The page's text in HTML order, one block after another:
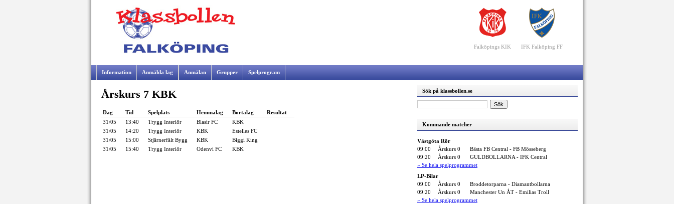
Falköpings KIK IFK Falköping FF
Information Anmälda lag Anmälan Grupper Spelprogram
Samarbetspartners
Årskurs 7 KBK
Dag Tid Spelplats Hemmalag Bortalag
Resultat
31/05
13:40 Trygg Interiör Blasir FC
KBK
31/05
14:20 Trygg Interiör KBK
Estelles FC
31/05
15:00 Stjärnerfält Bygg KBK
Biggi King
31/05
15:40 Trygg Interiör Odenvi FC KBK
Sök på klassbollen.se
Kommande matcher
Västgöta Rör
09:00
Årskurs 0
Bästa FB Central - FB Mösseberg
09:20
Årskurs 0
GULDBOLLARNA - IFK Central
» Se hela spelprogrammet
LP-Bilar
09:00
Årskurs 0
Broddetorparna - Diamantbollarna
09:20
Årskurs 0
Manchester Un ÅT - Emilias Troll
» Se hela spelprogrammet